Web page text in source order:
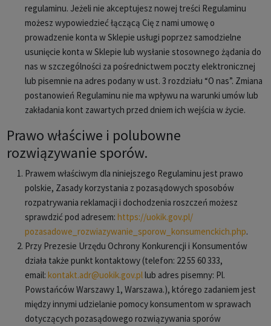
regulaminu. Jeżeli nie akceptujesz nowej treści Regulaminu
możesz wypowiedzieć łączącą Cię z nami umowę o
prowadzenie konta w Sklepie usługi poprzez samodzielne
usunięcie konta w Sklepie lub wysłanie stosownego żądania do
nas w szczególności za pośrednictwem poczty elektronicznej
lub pisemnie na adres podany w ust. 3 rozdziału “O nas”. Zmiana
postanowień Regulaminu nie ma wpływu na warunki umów lub
zakładania kont zawartych przed dniem ich wejścia w życie.
Prawo właściwe i polubowne
rozwiązywanie sporów.
Prawem właściwym dla niniejszego Regulaminu jest prawo
polskie, Zasady korzystania z pozasądowych sposobów
rozpatrywania reklamacji i dochodzenia roszczeń możesz
sprawdzić pod adresem:https://uokik.gov.pl/
pozasadowe_rozwiazywanie_sporow_konsumenckich.php.
Przy Prezesie Urzędu Ochrony Konkurencji i Konsumentów
działa także punkt kontaktowy (telefon: 22 55 60 333,
email:kontakt.adr@uokik.gov.pl lub adres pisemny: Pl.
Powstańców Warszawy 1, Warszawa.), którego zadaniem jest
między innymi udzielanie pomocy konsumentom w sprawach
dotyczących pozasądowego rozwiązywania sporów